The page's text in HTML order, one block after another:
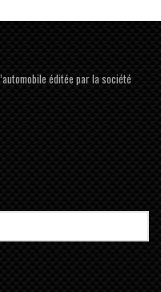
éditée par la société